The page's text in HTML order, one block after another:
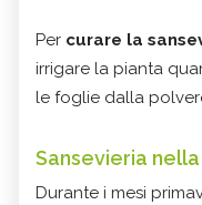
Per curare la
irrigare la pianta
le foglie dalla
Sansevieria
Durante i mesi